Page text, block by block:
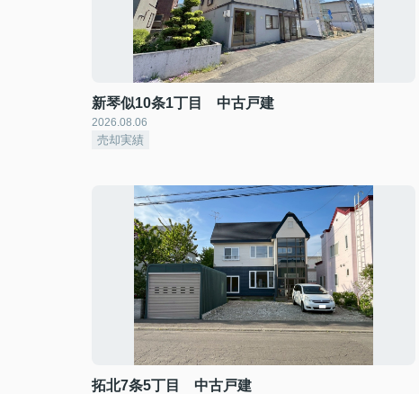
新琴似10条1丁目 中古戸建
2026.08.06
売却実績
拓北7条5丁目 中古戸建